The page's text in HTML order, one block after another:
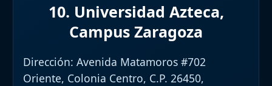
10. Universidad Azteca,
Campus Zaragoza
Dirección: Avenida Matamoros #702
Oriente, Colonia Centro, C.P. 26450,